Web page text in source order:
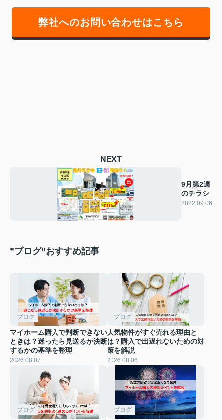
弊社へのお問い合わせはこちら
NEXT
9月第2週
のチラシ
2022.09.06
”ブログ”おすすめ記事
ブログ
マイホーム購入で判断できない
ときは？迷ったら見送るか決断
するかの基準を整理
2026.08.07
ブログ
人気物件がすぐ売れる理由と
は？購入で出遅れないための対
策を解説
2026.08.06
ブログ ブログ